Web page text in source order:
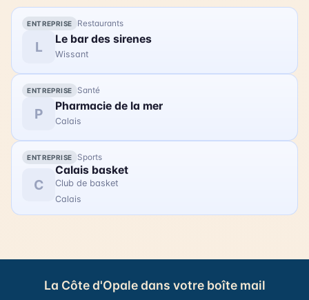
quatre décennies de musique et de lumière. Cette
soirée est l'occasion de se rassembler et de
partager un moment magique avec la communauté
gravelinoise. Les tarifs sont les suivants : 16€ pour
les adultes, 12€ pour les réduits, 5€ pour les
enfants, et 32€ pour un pack famille (2 adultes + 2
enfants). Vous pouvez acheter vos billets en ligne.
Rejoignez les Troubadours pour célébrer ce joli
ENTREPRISE Restaurants
L Le bar des sirenes
Wissant
ENTREPRISE Santé
P Pharmacie de la mer
Calais
ENTREPRISE Sports
C
Calais basket
Club de basket
Calais
La Côte d'Opale dans votre boîte mail